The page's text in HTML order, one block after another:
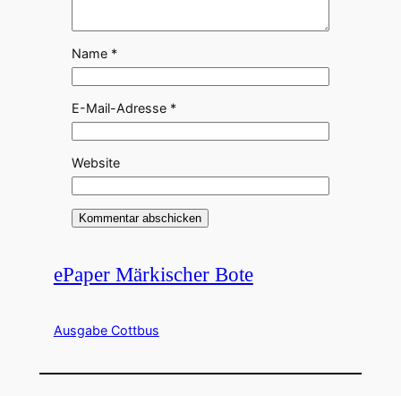
Name *
E-Mail-Adresse *
Website
ePaper Märkischer Bote
Ausgabe Cottbus